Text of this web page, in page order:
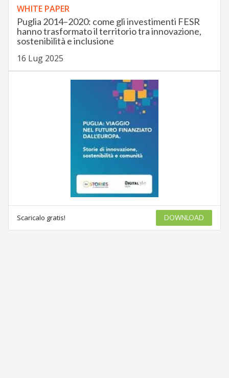
WHITE PAPER
Puglia 2014–2020: come gli investimenti FESR
hanno trasformato il territorio tra innovazione,
sostenibilità e inclusione
16 Lug 2025
Scaricalo gratis! DOWNLOAD